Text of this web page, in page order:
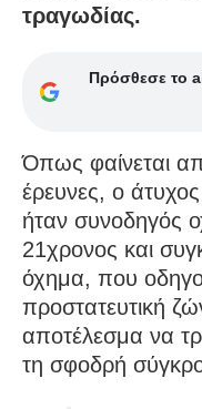
τραγωδίας.
Πρόσθεσε το
Όπως φαίνεται
έρευνες, ο
ήταν συνοδηγός
21χρονος και
όχημα, που
προστατευτική
αποτέλεσμα να
τη σφοδρή